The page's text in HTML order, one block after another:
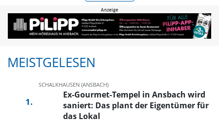
MEISTGELESEN
SCHALKHAUSEN (ANSBACH)
Ex-Gourmet-Tempel in Ansbach wird
saniert: Das plant der Eigentümer für
das Lokal